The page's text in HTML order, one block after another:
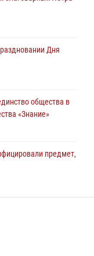
Дня
общества в
«Знание»
предмет,